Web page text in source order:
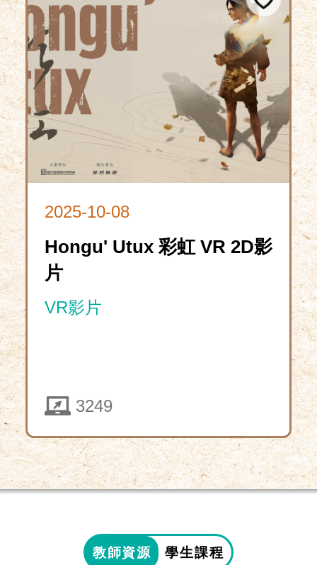
2025-10-08
Hongu' Utux 彩虹 VR 2D影
片
VR影片
3249
教
2025-
5324
Download
教師資源 學生課程